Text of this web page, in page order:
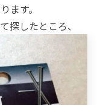
ます。
探したところ、